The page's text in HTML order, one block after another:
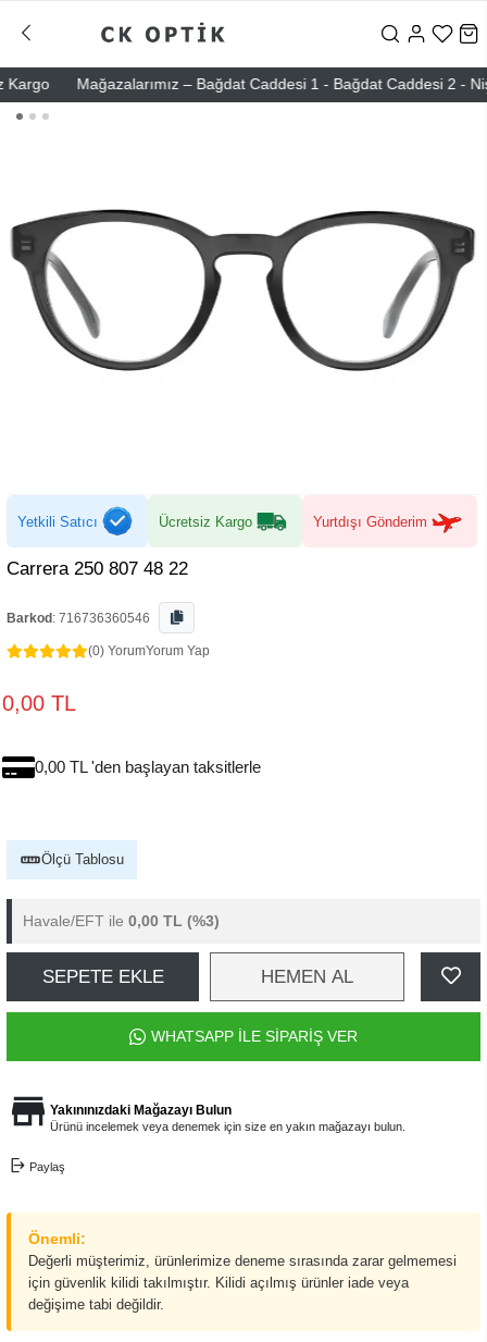
Mağazalarımız – Bağdat Caddesi 1 - Bağdat Caddesi 2 -
Yetkili Satıcı Ücretsiz Kargo Yurtdışı Gönderim
Carrera 250 807 48 22
Barkod : 716736360546
(0) YorumYorum Yap
0,00 TL
0,00 TL 'den başlayan taksitlerle
Ölçü Tablosu
Havale/EFT ile 0,00 TL (%3)
SEPETE EKLE HEMEN AL
WHATSAPP İLE SİPARİŞ VER
Yakınınızdaki Mağazayı Bulun
Ürünü incelemek veya denemek için size en yakın mağazayı bulun.
Paylaş
Önemli:
Değerli müşterimiz, ürünlerimize deneme sırasında zarar gelmemesi
için güvenlik kilidi takılmıştır. Kilidi açılmış ürünler iade veya
değişime tabi değildir.